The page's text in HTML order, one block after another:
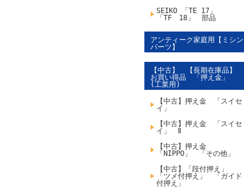
SEIKO 「TE 17」
「TF 18」 部品
アンティーク家庭用【ミシン
パーツ】
【中古】 【長期在庫品】
お買い得品 「押え金」
(工業用)
【中古】押え金 「スイセ
イ」
【中古】押え金 「スイセ
イ」 Ⅱ
【中古】押え金
「NIPPO」 「その他」
【中古】「段付押え」
「ツメ付押え」 「ガイド
付押え」